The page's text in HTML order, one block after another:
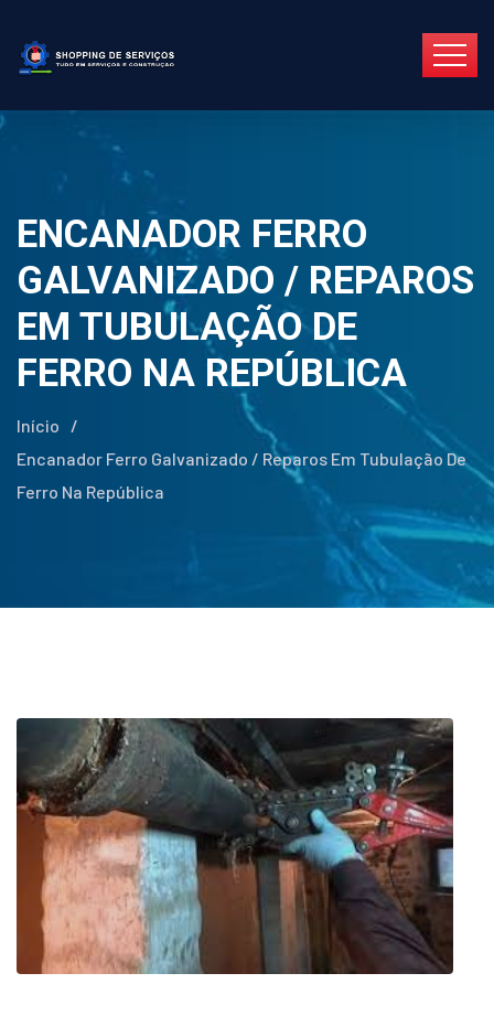
ENCANADOR FERRO
GALVANIZADO / REPAROS
EM TUBULAÇÃO DE
FERRO NA REPÚBLICA
Início
/
Encanador Ferro Galvanizado / Reparos Em Tubulação De
Ferro Na República